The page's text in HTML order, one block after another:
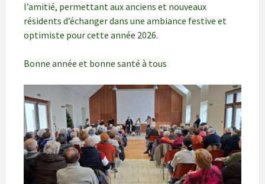
l’amitié, permettant aux anciens et nouveaux
résidents d’échanger dans une ambiance festive et
optimiste pour cette année 2026.
Bonne année et bonne santé à tous